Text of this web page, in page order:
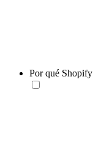
Por qué Shopify